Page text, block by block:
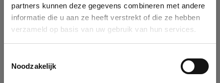
partners kunnen deze gegevens combineren met andere
informatie die u aan ze heeft verstrekt of die ze hebben
verzameld op basis van uw gebruik van hun services.
Noodzakelijk
You can search a company in our database by name, VAT or
enterprise ID. When a company is selected it will auto-complete the
form. If you don't find your company in our database, you can create
Ok